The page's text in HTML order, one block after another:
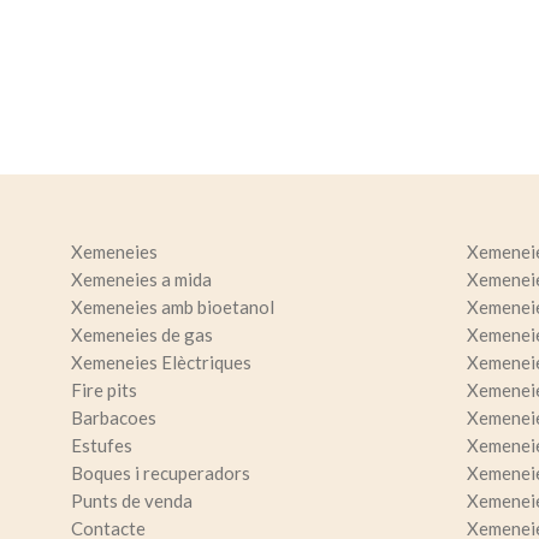
Xemeneies
Xemeneies a mida
Xemeneies amb bioetanol
Xemeneies de gas
Xemeneies Elèctriques
Fire pits
Barbacoes
Estufes
Boques i recuperadors
Punts de venda
Contacte
La
dels
l'usuari.